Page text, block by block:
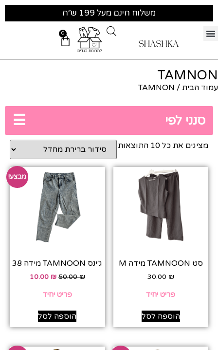
משלוח חינם מעל 199 ש״ח
0
TAMNON
עמוד הבית / TAMNON
סנני לפי ☰
מציגים את כל ⁦10⁩ התוצאות
סט TAMNOON מידה M
30.00 ₪
פריט יחיד
הוספה לסל
מבצע!
ג׳ינס TAMNOON מידה 38
50.00₪
10.00 ₪
פריט יחיד
הוספה לסל